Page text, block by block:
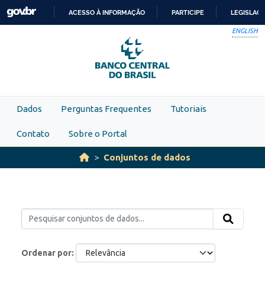
Skip to main content
PARA
O
CONTEÚDO
ACESSO À INFORMAÇÃO PARTICIPE
ENGLISH
Dados Perguntas Frequentes Tutoriais
Contato Sobre o Portal
Conjuntos de dados
Ordenar por